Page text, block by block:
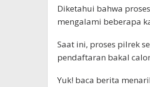
Diketahui bahwa
mengalami beberapa
Saat ini, proses pilrek
pendaftaran bakal
Yuk! baca berita